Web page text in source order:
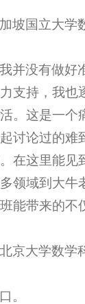
坡国立大学
并没有做好
支持，我也
。这是一个
讨论过的难
在这里能见
领域到大牛
能带来的不
京大学数学
。